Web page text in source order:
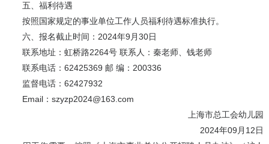
五、福利待遇
按照国家规定的事业单位工作人员福利待遇标准执行。
六、报名截止时间：2024年9月30日
联系地址：虹桥路2264号 联系人：秦老师、钱老师
联系电话：62425369 邮 编：200336
监督电话：62427932
Email：szyzp2024@163.com
上海市总工会幼儿园
2024年09月12日